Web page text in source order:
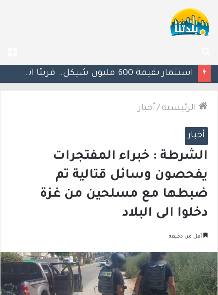
عن
الرئيسية / أخبار
أخبار
الشرطة : خبراء المفتجرات
يفحصون وسائل قتالية تم
ضبطها مع مسلحين من غزة
دخلوا الى البلاد
أقل من دقيقة